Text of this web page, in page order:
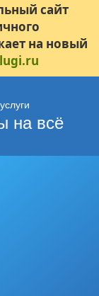
сайт
на новый
на всё